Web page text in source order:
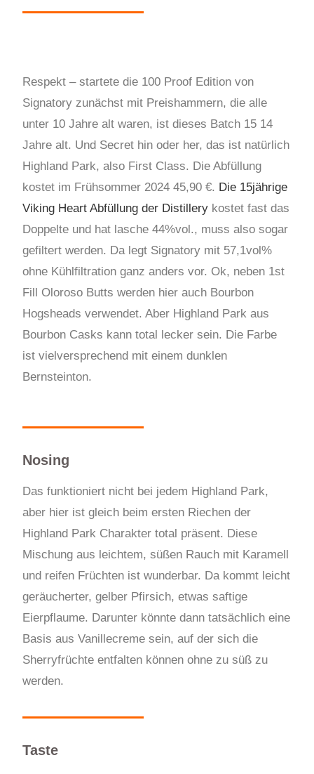
Respekt – startete die 100 Proof Edition von
Signatory zunächst mit Preishammern, die alle
unter 10 Jahre alt waren, ist dieses Batch 15 14
Jahre alt. Und Secret hin oder her, das ist natürlich
Highland Park, also First Class. Die Abfüllung
kostet im Frühsommer 2024 45,90 €. Die 15jährige
Viking Heart Abfüllung der Distillery kostet fast das
Doppelte und hat lasche 44%vol., muss also sogar
gefiltert werden. Da legt Signatory mit 57,1vol%
ohne Kühlfiltration ganz anders vor. Ok, neben 1st
Fill Oloroso Butts werden hier auch Bourbon
Hogsheads verwendet. Aber Highland Park aus
Bourbon Casks kann total lecker sein. Die Farbe
ist vielversprechend mit einem dunklen
Bernsteinton.
Nosing
Das funktioniert nicht bei jedem Highland Park,
aber hier ist gleich beim ersten Riechen der
Highland Park Charakter total präsent. Diese
Mischung aus leichtem, süßen Rauch mit Karamell
und reifen Früchten ist wunderbar. Da kommt leicht
geräucherter, gelber Pfirsich, etwas saftige
Eierpflaume. Darunter könnte dann tatsächlich eine
Basis aus Vanillecreme sein, auf der sich die
Sherryfrüchte entfalten können ohne zu süß zu
werden.
Taste